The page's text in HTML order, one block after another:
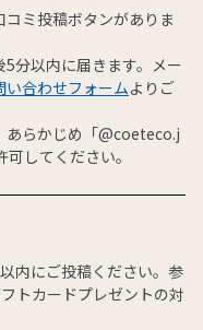
ミ投稿ボタンがありま
分以内に届きます。メー
い合わせフォームよりご
らかじめ「@coeteco.j
してください。
内にご投稿ください。参
トカードプレゼントの対